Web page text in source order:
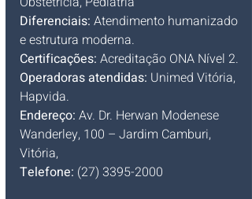
Diferenciais: Atendimento humanizado
e estrutura moderna.
Certificações: Acreditação ONA Nível 2.
Operadoras atendidas: Unimed Vitória,
Hapvida.
Endereço: Av. Dr. Herwan Modenese
Wanderley, 100 – Jardim Camburi,
Vitória,
Telefone: (27) 3395-2000